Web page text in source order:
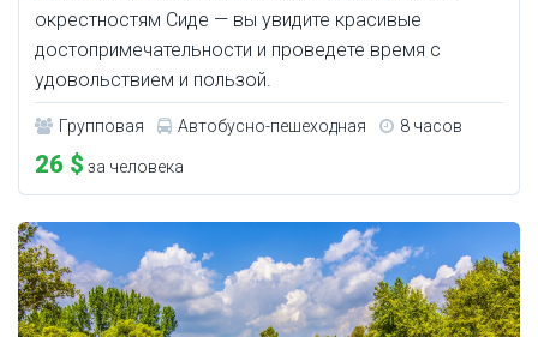
окрестностям Сиде — вы увидите красивые
достопримечательности и проведете время с
удовольствием и пользой.
Групповая Автобусно-пешеходная 8 часов
26 $ за человека